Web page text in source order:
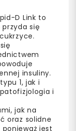
D Link to
się
insuliny.
1, jak i
i
jak na
oraz solidne
jest